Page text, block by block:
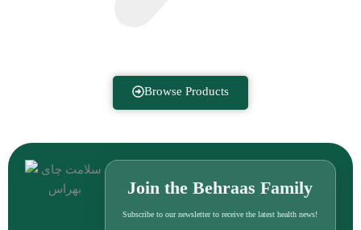
Browse Products
Join the Behraas Family
Subscribe to our newsletter to receive the latest health news!